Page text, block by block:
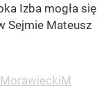
Izba mogła się
Sejmie Mateusz